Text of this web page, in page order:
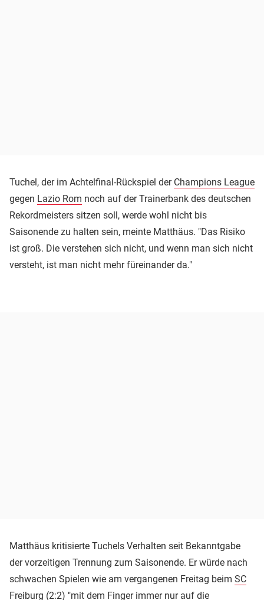
Tuchel, der im Achtelfinal-Rückspiel der Champions League
gegen Lazio Rom noch auf der Trainerbank des deutschen
Rekordmeisters sitzen soll, werde wohl nicht bis
Saisonende zu halten sein, meinte Matthäus. "Das Risiko
ist groß. Die verstehen sich nicht, und wenn man sich nicht
versteht, ist man nicht mehr füreinander da."
Matthäus kritisierte Tuchels Verhalten seit Bekanntgabe
der vorzeitigen Trennung zum Saisonende. Er würde nach
schwachen Spielen wie am vergangenen Freitag beim SC
Freiburg (2:2) "mit dem Finger immer nur auf die